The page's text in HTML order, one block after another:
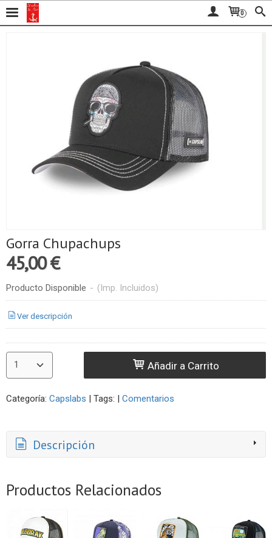
0
Gorra Chupachups
45,00 €
Producto Disponible - (Imp. Incluidos)
Ver descripción
Añadir a Carrito
Categoría: Capslabs | Tags: | Comentarios
Descripción
Productos Relacionados